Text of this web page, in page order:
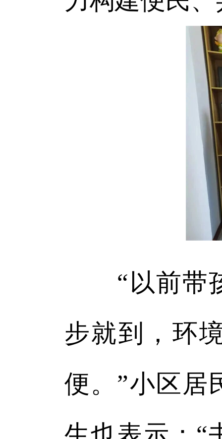
“以前带孩
步就到，环
便。”小区居